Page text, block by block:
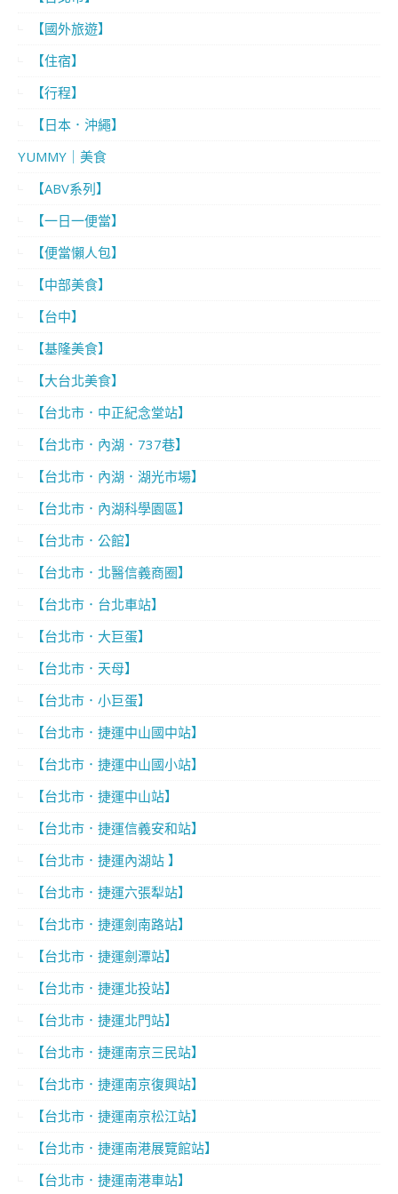
【國外旅遊】
【住宿】
【行程】
【日本．沖繩】
YUMMY｜美食
【ABV系列】
【一日一便當】
【便當懶人包】
【中部美食】
【台中】
【基隆美食】
【大台北美食】
【台北市．中正紀念堂站】
【台北市．內湖．737巷】
【台北市．內湖．湖光市場】
【台北市．內湖科學園區】
【台北市．公館】
【台北市．北醫信義商圈】
【台北市．台北車站】
【台北市．大巨蛋】
【台北市．天母】
【台北市．小巨蛋】
【台北市．捷運中山國中站】
【台北市．捷運中山國小站】
【台北市．捷運中山站】
【台北市．捷運信義安和站】
【台北市．捷運內湖站 】
【台北市．捷運六張犁站】
【台北市．捷運劍南路站】
【台北市．捷運劍潭站】
【台北市．捷運北投站】
【台北市．捷運北門站】
【台北市．捷運南京三民站】
【台北市．捷運南京復興站】
【台北市．捷運南京松江站】
【台北市．捷運南港展覽館站】
【台北市．捷運南港車站】